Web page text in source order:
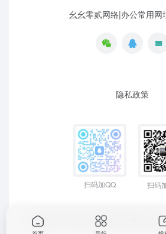
幺幺零贰网络|办公常用网
隐私政策
扫码加QQ 扫码
Copyright © 2026 幺幺零贰导航 粤ICP备